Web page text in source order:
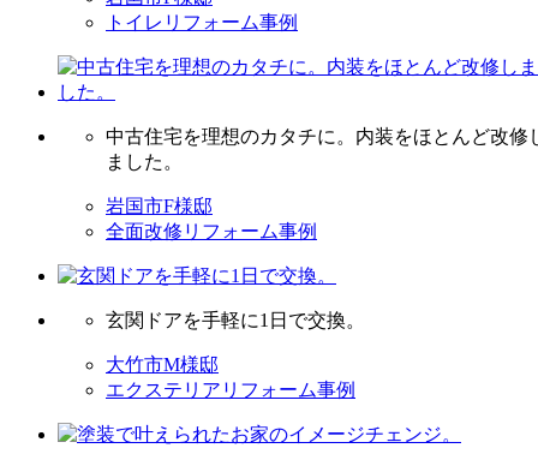
トイレリフォーム事例
中古住宅を理想のカタチに。内装をほとんど改修
ました。
岩国市F様邸
全面改修リフォーム事例
玄関ドアを手軽に1日で交換。
大竹市M様邸
エクステリアリフォーム事例